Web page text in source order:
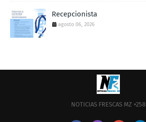
Recepcionista
agosto 06, 2026
NOTICIAS FRESCAS MZ +258